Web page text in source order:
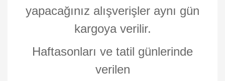
yapacağınız alışverişler aynı gün
kargoya verilir.
Haftasonları ve tatil günlerinde
verilen